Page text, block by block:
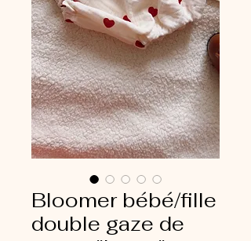
Bloomer bébé/fille
double gaze de